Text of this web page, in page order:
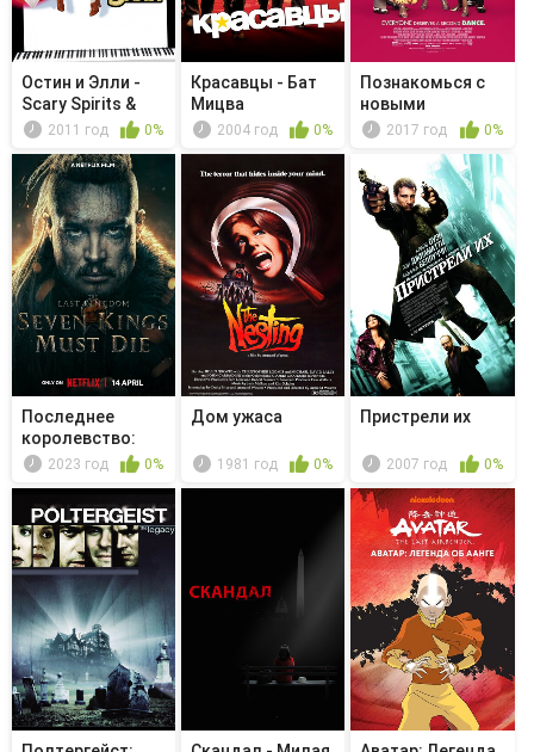
Остин и Элли -
Scary Spirits &
Spooky...
2011 год 0%
Красавцы - Бат
Мицва
2004 год 0%
Познакомься с
новыми
обстоятельствами
2017 год 0%
Последнее
королевство:
Семь королей
2023 год 0%
Дом ужаса
1981 год 0%
Пристрели их
2007 год 0%